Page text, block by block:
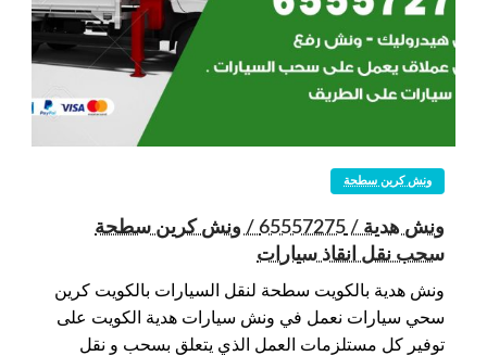
ونش كرين سطحة
ونش هدية / 65557275 / ونش كرين سطحة
سحب نقل انقاذ سيارات
ونش هدية بالكويت سطحة لنقل السيارات بالكويت كرين
سحي سيارات نعمل في ونش سيارات هدية الكويت على
توفير كل مستلزمات العمل الذي يتعلق بسحب و نقل